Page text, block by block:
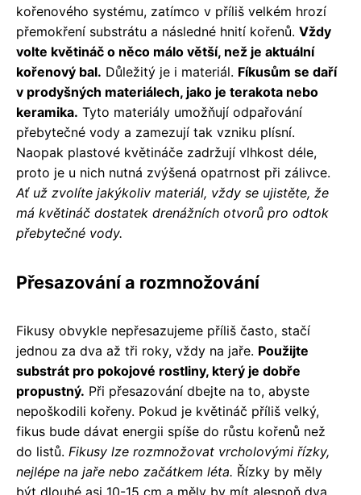
kořenového systému, zatímco v příliš velkém hrozí
přemokření substrátu a následné hnití kořenů. Vždy
volte květináč o něco málo větší, než je aktuální
kořenový bal. Důležitý je i materiál. Fíkusům se daří
v prodyšných materiálech, jako je terakota nebo
keramika. Tyto materiály umožňují odpařování
přebytečné vody a zamezují tak vzniku plísní.
Naopak plastové květináče zadržují vlhkost déle,
proto je u nich nutná zvýšená opatrnost při zálivce.
Ať už zvolíte jakýkoliv materiál, vždy se ujistěte, že
má květináč dostatek drenážních otvorů pro odtok
přebytečné vody.
Přesazování a rozmnožování
Fikusy obvykle nepřesazujeme příliš často, stačí
jednou za dva až tři roky, vždy na jaře. Použijte
substrát pro pokojové rostliny, který je dobře
propustný. Při přesazování dbejte na to, abyste
nepoškodili kořeny. Pokud je květináč příliš velký,
fikus bude dávat energii spíše do růstu kořenů než
do listů. Fikusy lze rozmnožovat vrcholovými řízky,
nejlépe na jaře nebo začátkem léta. Řízky by měly
být dlouhé asi 10-15 cm a měly by mít alespoň dva